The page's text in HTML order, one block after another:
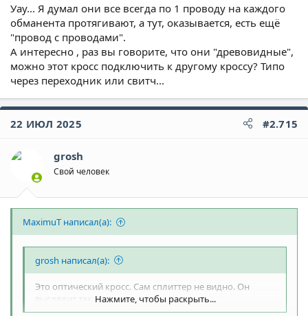
Уау... Я думал они все всегда по 1 проводу на каждого
обманента протягивают, а тут, оказывается, есть ещё
"провод с проводами".
А интересно , раз вы говорите, что они "древовидные",
можно этот кросс подключить к другому кроссу? Типо
через переходник или свитч...
22 ИЮЛ 2025 #2.715
grosh
Свой человек
MaximuT написал(а):
grosh написал(а):
Это оптический кросс. Сам сплиттер не видно. Он
Нажмите, чтобы раскрыть...